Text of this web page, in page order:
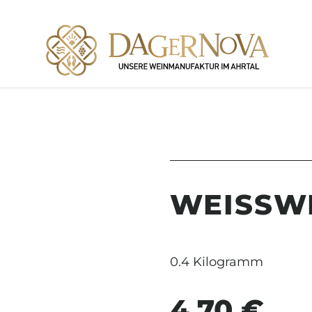
0.4 Kilogramm
Regulärer Preis: